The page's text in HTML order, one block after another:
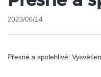
2023/06/14
Přesné a spolehlivé: